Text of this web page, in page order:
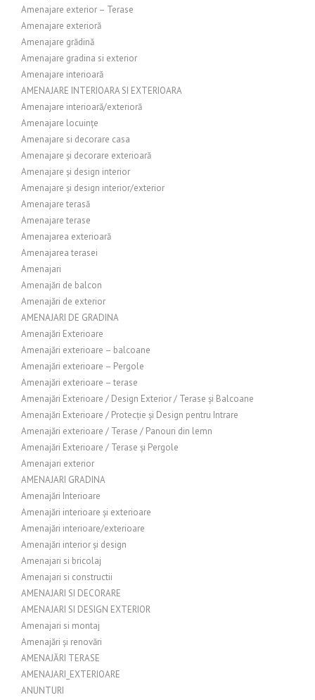
Amenajare exterior – Terase
Amenajare exterioră
Amenajare grădină
Amenajare gradina si exterior
Amenajare interioară
AMENAJARE INTERIOARA SI EXTERIOARA
Amenajare interioară/exterioră
Amenajare locuințe
Amenajare si decorare casa
Amenajare și decorare exterioară
Amenajare și design interior
Amenajare și design interior/exterior
Amenajare terasă
Amenajare terase
Amenajarea exterioară
Amenajarea terasei
Amenajari
Amenajări de balcon
Amenajări de exterior
AMENAJARI DE GRADINA
Amenajări Exterioare
Amenajări exterioare – balcoane
Amenajări exterioare – Pergole
Amenajări exterioare – terase
Amenajări Exterioare / Design Exterior / Terase și Balcoane
Amenajări Exterioare / Protecție și Design pentru Intrare
Amenajări exterioare / Terase / Panouri din lemn
Amenajări Exterioare / Terase și Pergole
Amenajari exterior
AMENAJARI GRADINA
Amenajări Interioare
Amenajări interioare și exterioare
Amenajări interioare/exterioare
Amenajări interior și design
Amenajari si bricolaj
Amenajari si constructii
AMENAJARI SI DECORARE
AMENAJARI SI DESIGN EXTERIOR
Amenajari si montaj
Amenajări și renovări
AMENAJĂRI TERASE
AMENAJARI_EXTERIOARE
ANUNTURI